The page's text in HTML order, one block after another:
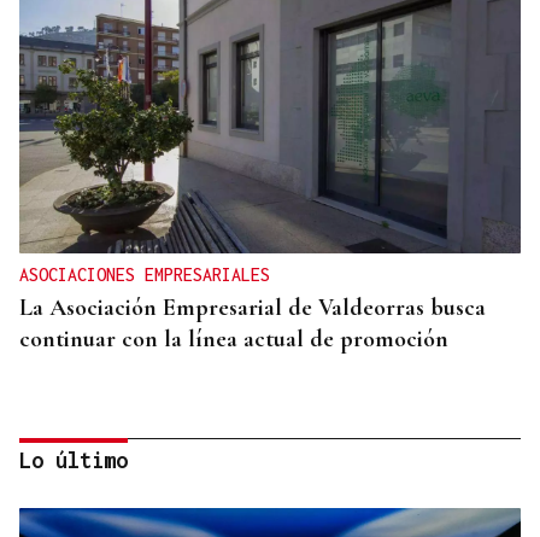
ASOCIACIONES EMPRESARIALES
La Asociación Empresarial de Valdeorras busca
continuar con la línea actual de promoción
Lo último